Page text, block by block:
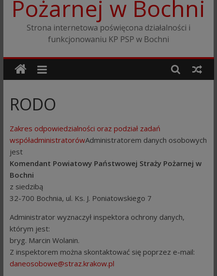
Pożarnej w Bochni
Strona internetowa poświęcona działalności i
funkcjonowaniu KP PSP w Bochni
RODO
Zakres odpowiedzialności oraz podział zadań
współadministratorówAdministratorem danych osobowych
jest
Komendant Powiatowy Państwowej Straży Pożarnej w
Bochni
z siedzibą
32-700 Bochnia, ul. Ks. J. Poniatowskiego 7
Administrator wyznaczył inspektora ochrony danych,
którym jest:
bryg. Marcin Wolanin.
Z inspektorem można skontaktować się poprzez e-mail:
daneosobowe@straz.krakow.pl